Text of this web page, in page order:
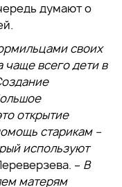
думают о
своих
чаще всего дети в
открытие
старикам –
используют
– В
матерям